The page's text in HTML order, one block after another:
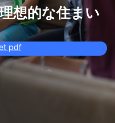
想的な住まい
pdf